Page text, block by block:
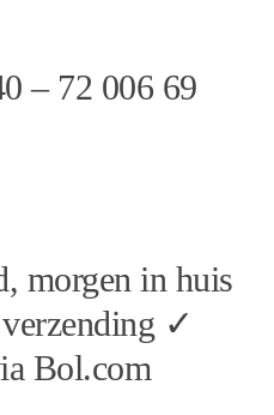
– 72 006 69
morgen in huis
✓
Bol.com